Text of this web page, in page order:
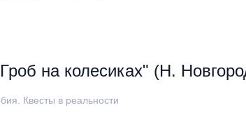
на колесиках" (Н.
Квесты в реальности